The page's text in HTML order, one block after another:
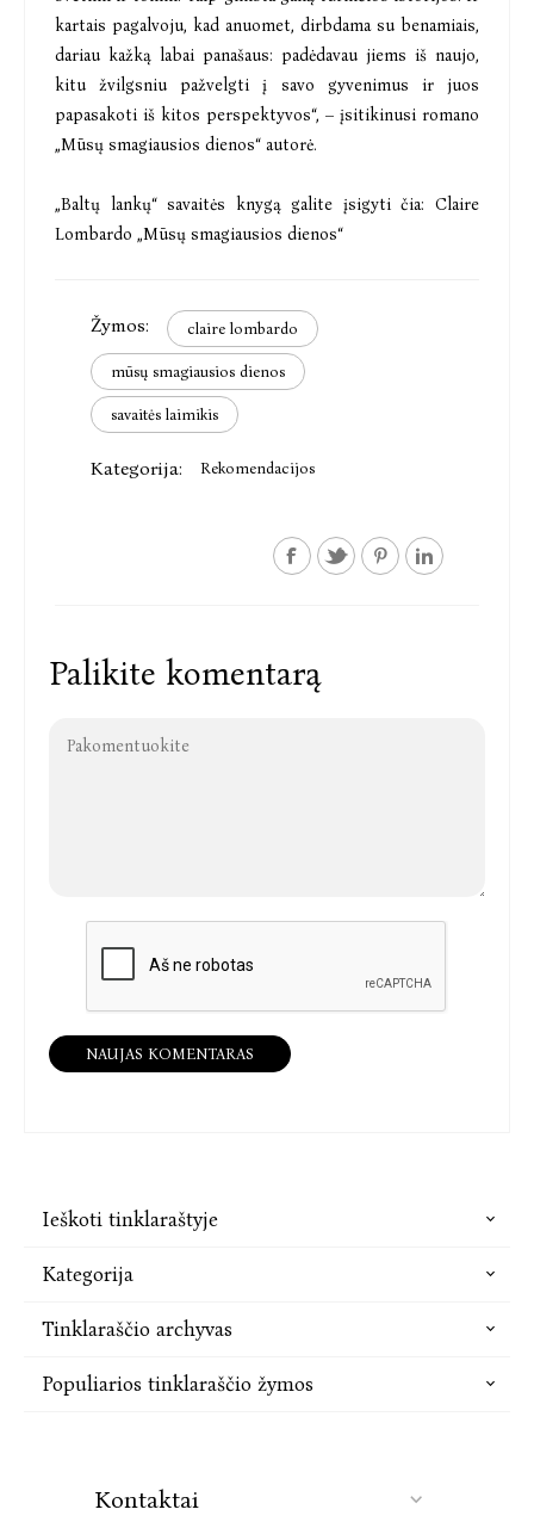
kartais pagalvoju, kad anuomet, dirbdama su benamiais,
dariau kažką labai panašaus: padėdavau jiems iš naujo,
kitu žvilgsniu pažvelgti į savo gyvenimus ir juos
papasakoti iš kitos perspektyvos“, – įsitikinusi romano
„Mūsų smagiausios dienos“ autorė.
„Baltų lankų“ savaitės knygą galite įsigyti čia: Claire
Lombardo „Mūsų smagiausios dienos“
Žymos: claire lombardo
mūsų smagiausios dienos
savaitės laimikis
Kategorija: Rekomendacijos
Palikite komentarą
NAUJAS KOMENTARAS
Ieškoti tinklaraštyje
Kategorija
Tinklaraščio archyvas
Populiarios tinklaraščio žymos
Kontaktai